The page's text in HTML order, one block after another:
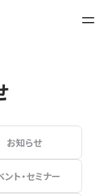
お知らせ
ント・セミナー